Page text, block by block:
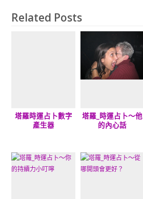
Related Posts
塔羅時運占卜數字
產生器
塔羅_時運占卜～他
的內心話